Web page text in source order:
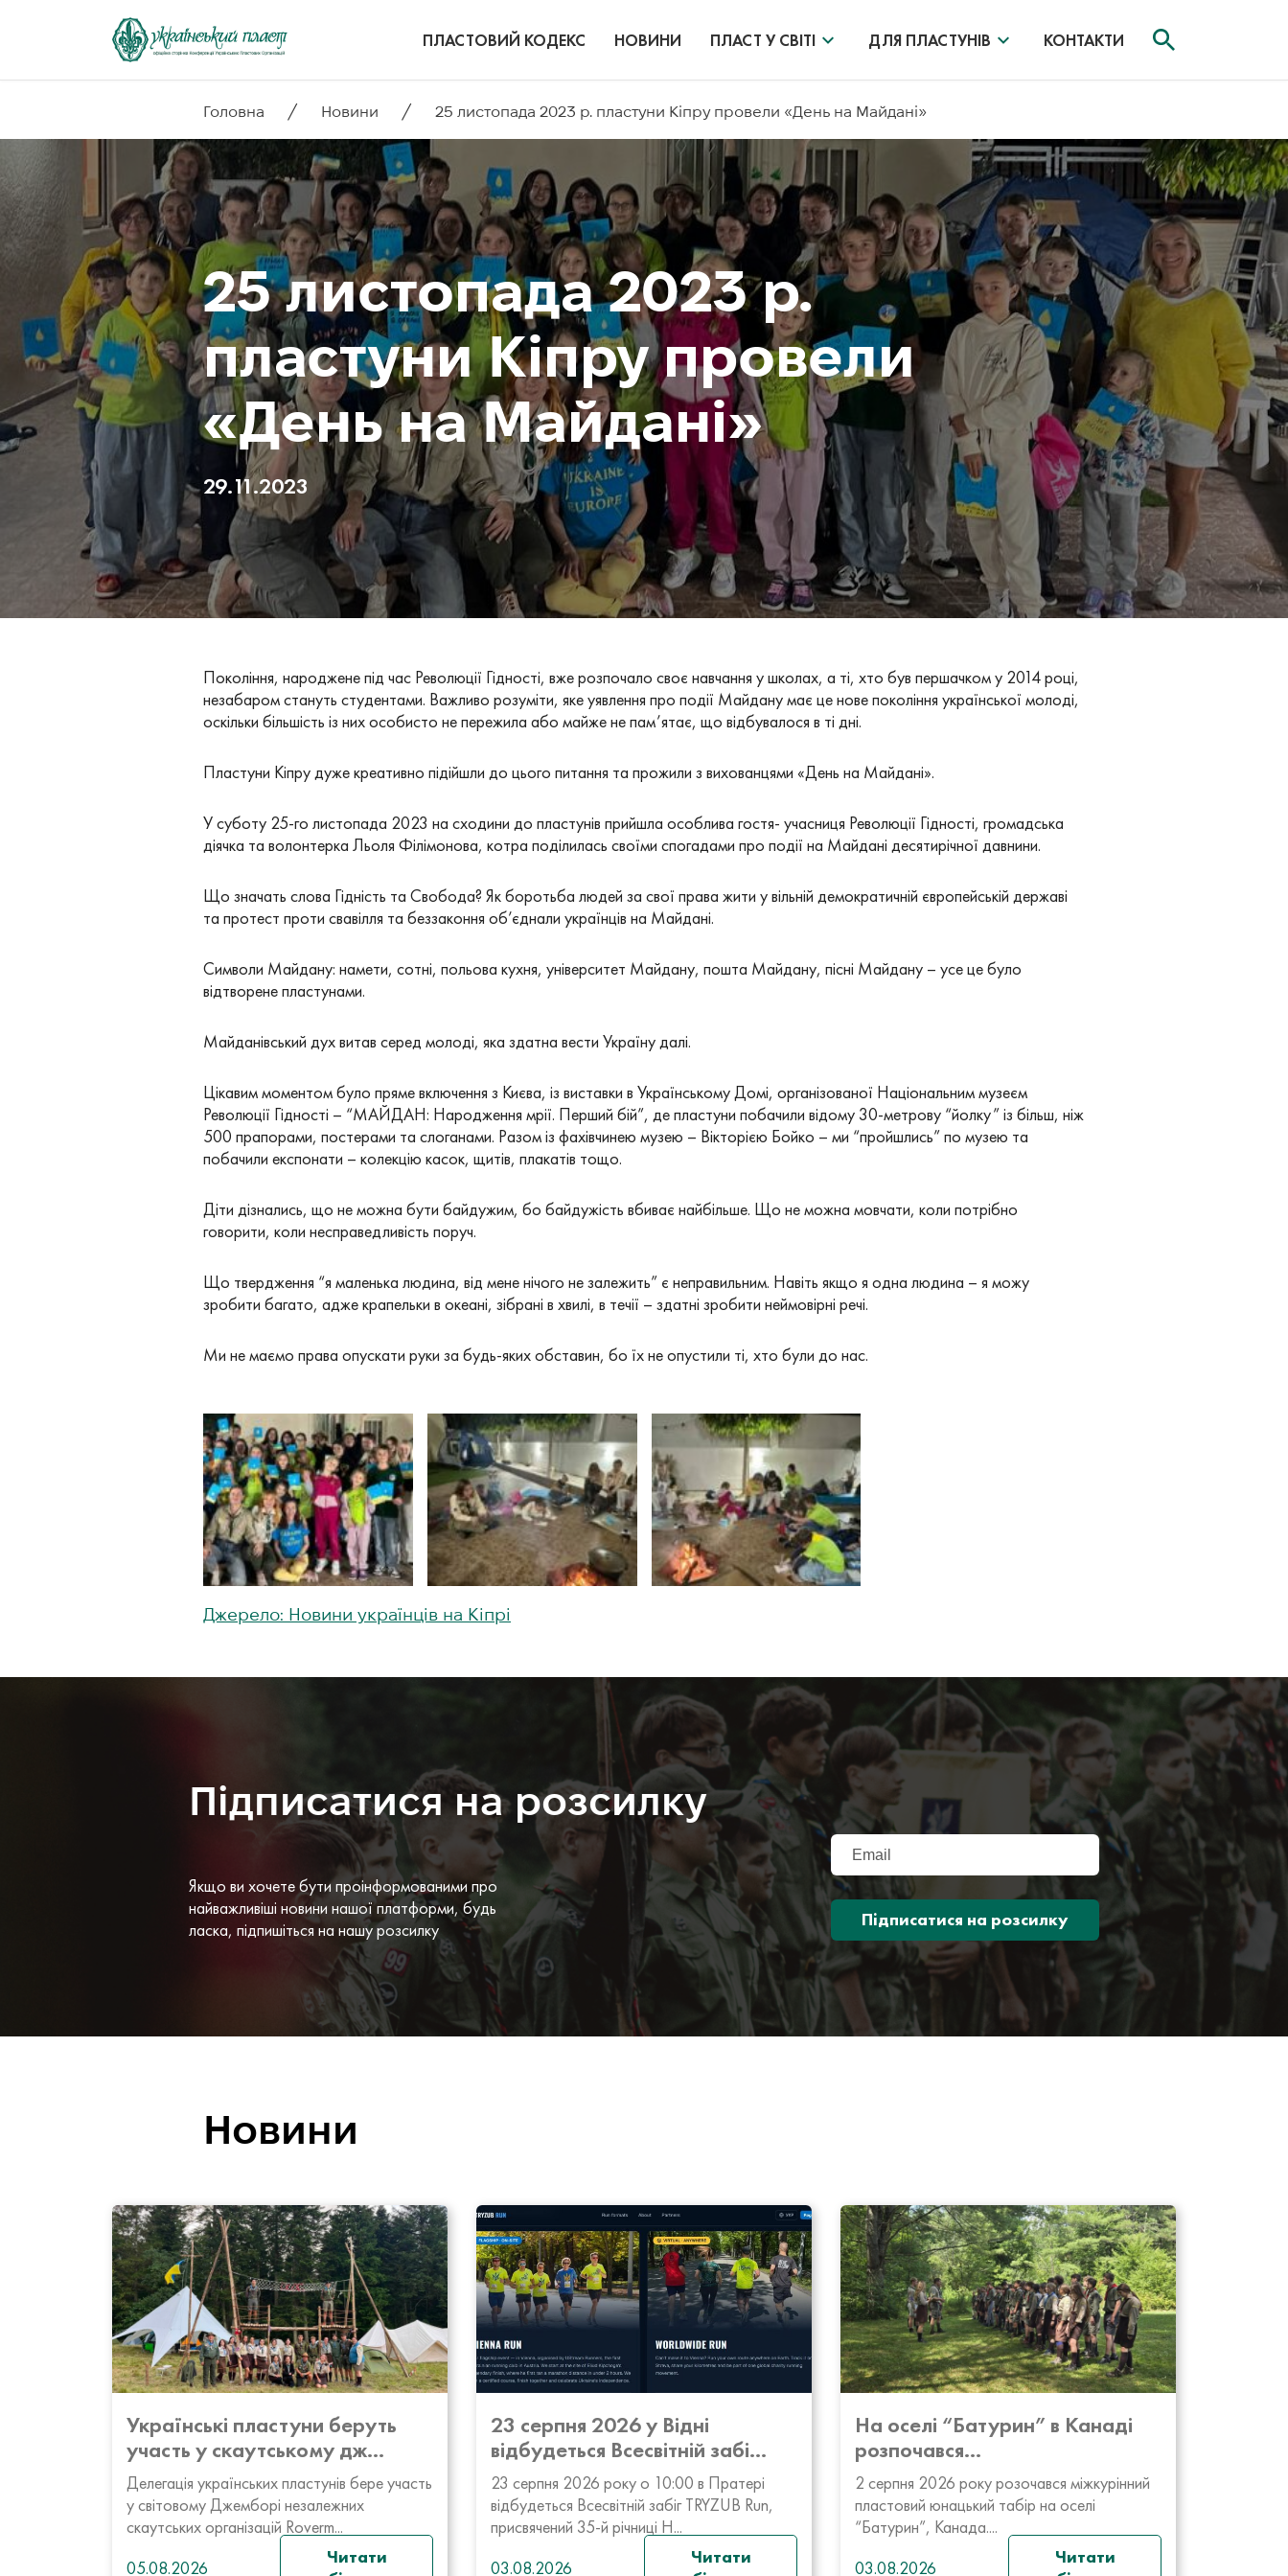
ПЛАСТОВИЙ КОДЕКС НОВИНИ ПЛАСТ У СВІТІ ДЛЯ ПЛАСТУНІВ КОНТАКТИ
Головна / Новини / 25 листопада 2023 р. пластуни Кіпру провели «День на Майдані»
25 листопада 2023 р.
пластуни Кіпру провели
«День на Майдані»
29.11.2023
Покоління, народжене під час Революції Гідності, вже розпочало своє навчання у школах, а ті, хто був першачком у 2014 році,
незабаром стануть студентами. Важливо розуміти, яке уявлення про події Майдану має це нове покоління української молоді,
оскільки більшість із них особисто не пережила або майже не пам’ятає, що відбувалося в ті дні.
Пластуни Кіпру дуже креативно підійшли до цього питання та прожили з вихованцями «День на Майдані».
У суботу 25-го листопада 2023 на сходини до пластунів прийшла особлива гостя- учасниця Революції Гідності, громадська
діячка та волонтерка Льоля Філімонова, котра поділилась своїми спогадами про події на Майдані десятирічної давнини.
Що значать слова Гідність та Свобода? Як боротьба людей за свої права жити у вільній демократичній європейській державі
та протест проти свавілля та беззаконня об’єднали українців на Майдані.
Символи Майдану: намети, сотні, польова кухня, університет Майдану, пошта Майдану, пісні Майдану – усе це було
відтворене пластунами.
Майданівський дух витав серед молоді, яка здатна вести Україну далі.
Цікавим моментом було пряме включення з Києва, із виставки в Українському Домі, організованої Національним музеєм
Революції Гідності – “МАЙДАН: Народження мрії. Перший бій”, де пластуни побачили відому 30-метрову “йолку” із більш, ніж
500 прапорами, постерами та слоганами. Разом із фахівчинею музею – Вікторією Бойко – ми “пройшлись” по музею та
побачили експонати – колекцію касок, щитів, плакатів тощо.
Діти дізнались, що не можна бути байдужим, бо байдужість вбиває найбільше. Що не можна мовчати, коли потрібно
говорити, коли несправедливість поруч.
Що твердження “я маленька людина, від мене нічого не залежить” є неправильним. Навіть якщо я одна людина – я можу
зробити багато, адже крапельки в океані, зібрані в хвилі, в течії – здатні зробити неймовірні речі.
Ми не маємо права опускати руки за будь-яких обставин, бо їх не опустили ті, хто були до нас.
Джерело: Новини українців на Кіпрі
Підписатися на розсилку
Якщо ви хочете бути проінформованими про
найважливіші новини нашої платформи, будь
ласка, підпишіться на нашу розсилку
Підписатися на розсилку
Новини
Українські пластуни беруть
участь у скаутському дж...
Делегація українських пластунів бере участь
у світовому Джемборі незалежних
скаутських організацій Roverm...
05.08.2026
Читати
23 серпня 2026 у Відні
відбудеться Всесвітній забі...
23 серпня 2026 року о 10:00 в Пратері
відбудеться Всесвітній забіг TRYZUB Run,
присвячений 35-й річниці Н...
03.08.2026
Читати
На оселі “Батурин” в Канаді
розпочався...
2 серпня 2026 року розочався міжкурінний
пластовий юнацький табір на оселі
“Батурин”, Канада....
03.08.2026
Читати